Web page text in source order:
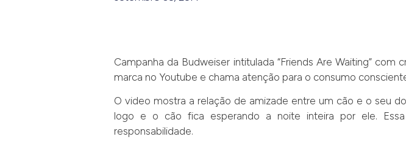
Campanha da Budweiser intitulada “Friends Are Waiting”
marca no Youtube e chama atenção para o consumo
O video mostra a relação de amizade entre um cão e o seu
logo e o cão fica esperando a noite inteira por ele.
responsabilidade.